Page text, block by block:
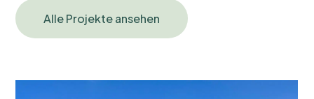
Alle Projekte ansehen